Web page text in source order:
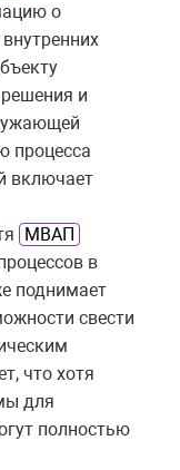
о
и
процесса
включает
МВАП
в
поднимает
свести
что хотя
для
полностью